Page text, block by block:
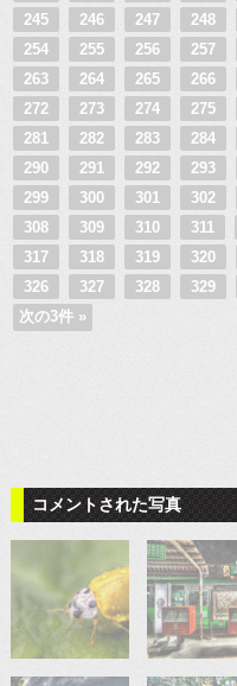
245
246 247 248
254
255 256 257
263
264 265 266
272
273 274 275
281
282 283 284
290
291 292 293
299
300 301 302
308
309 310 311
317
318 319 320
326
327 328 329
次の3件 »
コメントされた写真